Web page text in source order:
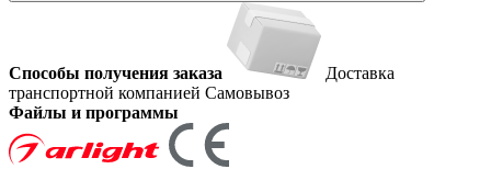
Способы получения заказа
Доставка
транспортной компанией Самовывоз
Файлы и программы